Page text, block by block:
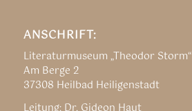
ANSCHRIFT:
Literaturmuseum „Theodor Storm“
Am Berge 2
37308 Heilbad Heiligenstadt